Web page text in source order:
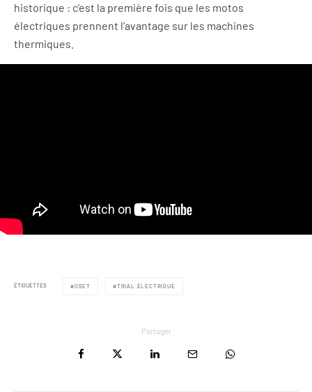
historique : c’est la première fois que les motos
électriques prennent l’avantage sur les machines
thermiques.
ÉTIQUETTES OSET TRIAL ÉLECTRIQUE
Partager